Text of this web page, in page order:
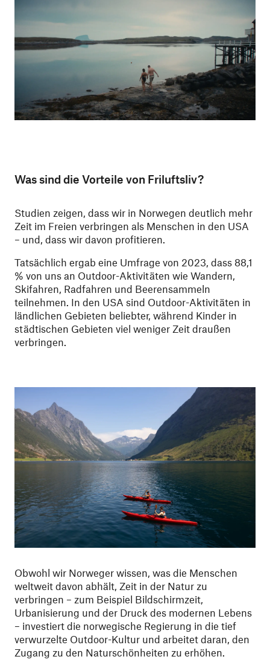
Was sind die Vorteile von Friluftsliv?
Studien zeigen, dass wir in Norwegen deutlich mehr
Zeit im Freien verbringen als Menschen in den USA
– und, dass wir davon profitieren.
Tatsächlich ergab eine Umfrage von 2023, dass 88,1
% von uns an Outdoor-Aktivitäten wie Wandern,
Skifahren, Radfahren und Beerensammeln
teilnehmen. In den USA sind Outdoor-Aktivitäten in
ländlichen Gebieten beliebter, während Kinder in
städtischen Gebieten viel weniger Zeit draußen
verbringen.
Obwohl wir Norweger wissen, was die Menschen
weltweit davon abhält, Zeit in der Natur zu
verbringen – zum Beispiel Bildschirmzeit,
Urbanisierung und der Druck des modernen Lebens
– investiert die norwegische Regierung in die tief
verwurzelte Outdoor-Kultur und arbeitet daran, den
Zugang zu den Naturschönheiten zu erhöhen.